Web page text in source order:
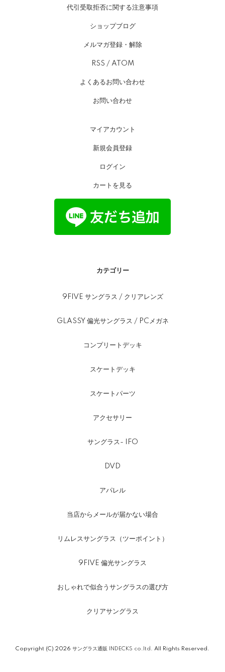
代引受取拒否に関する注意事項
ショップブログ
メルマガ登録・解除
RSS / ATOM
よくあるお問い合わせ
お問い合わせ
マイアカウント
新規会員登録
ログイン
カートを見る
カテゴリー
9FIVE サングラス / クリアレンズ
GLASSY 偏光サングラス / PCメガネ
コンプリートデッキ
スケートデッキ
スケートパーツ
アクセサリー
サングラス- IFO
DVD
アパレル
当店からメールが届かない場合
リムレスサングラス（ツーポイント）
9FIVE 偏光サングラス
おしゃれで似合うサングラスの選び方
クリアサングラス
Copyright (C) 2026 サングラス通販 INDECKS co.ltd. All Rights Reserved.